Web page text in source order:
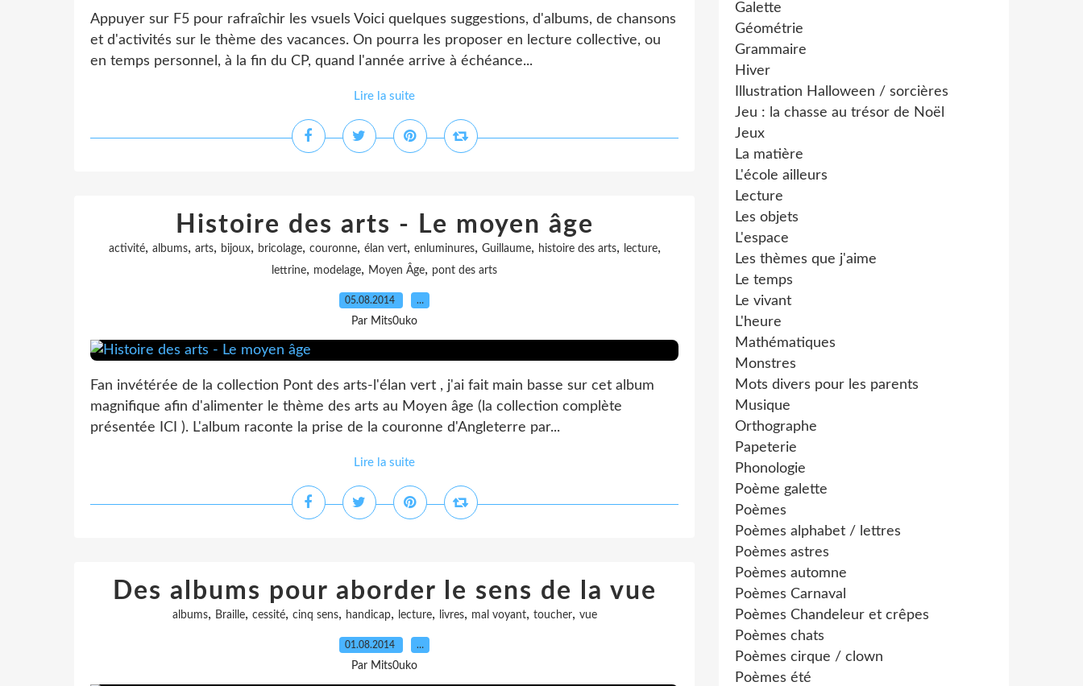
Appuyer sur F5 pour rafraîchir les vsuels Voici quelques suggestions, d'albums, de chansons
et d'activités sur le thème des vacances. On pourra les proposer en lecture collective, ou
en temps personnel, à la fin du CP, quand l'année arrive à échéance...
Lire la suite
Histoire des arts - Le moyen âge
activité, albums, arts, bijoux, bricolage, couronne, élan vert, enluminures, Guillaume, histoire des arts, lecture,
lettrine, modelage, Moyen Âge, pont des arts
05.08.2014 …
Par Mits0uko
Fan invétérée de la collection Pont des arts-l'élan vert , j'ai fait main basse sur cet album
magnifique afin d'alimenter le thème des arts au Moyen âge (la collection complète
présentée ICI ). L'album raconte la prise de la couronne d'Angleterre par...
Lire la suite
Des albums pour aborder le sens de la vue
albums, Braille, cessité, cinq sens, handicap, lecture, livres, mal voyant, toucher, vue
01.08.2014 …
Par Mits0uko
Galette
Géométrie
Grammaire
Hiver
Illustration Halloween / sorcières
Jeu : la chasse au trésor de Noël
Jeux
La matière
L'école ailleurs
Lecture
Les objets
L'espace
Les thèmes que j'aime
Le temps
Le vivant
L'heure
Mathématiques
Monstres
Mots divers pour les parents
Musique
Orthographe
Papeterie
Phonologie
Poème galette
Poèmes
Poèmes alphabet / lettres
Poèmes astres
Poèmes automne
Poèmes Carnaval
Poèmes Chandeleur et crêpes
Poèmes chats
Poèmes cirque / clown
Poèmes été